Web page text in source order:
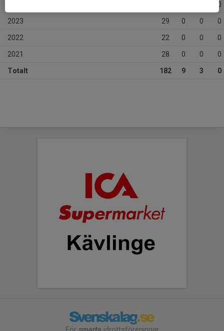
0
2023 29 0 0 0
2022 22 0 0 0
2021 28 0 0 0
Totalt 182 9 3 0